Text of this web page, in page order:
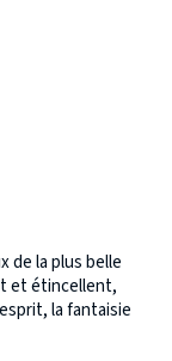
de la plus belle
et étincellent,
la fantaisie